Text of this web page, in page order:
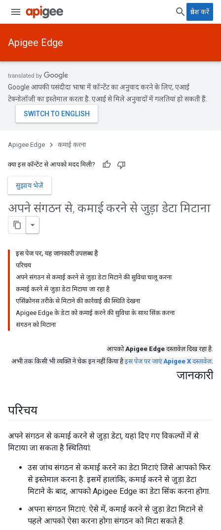
प्रवेश करें
Apigee Edge
Google आपकी पसंदीदा भाषा में कॉन्टेंट का अनुवाद करने के लिए, एआई
टेक्नोलॉजी का इस्तेमाल करता है. एआई से मिले अनुवादों में गलतियां हो सकती हैं.
Apigee Edge कमाई करना
क्या इस कॉन्टेंट से आपको मदद मिली?
सुझाव भेजें
अपने संगठन से, कमाई करने से जुड़ा डेटा मिटाना
इस पेज पर, यह जानकारी उपलब्ध है
परिचय
अपने संगठन से कमाई करने से जुड़ा डेटा मिटाने की सुविधा चालू करना
कमाई करने से जुड़ा डेटा मिटाया जा रहा है
एसिंक्रोनस तरीके से मिटाने की कार्रवाई की स्थिति देखना
Apigee Edge के डेटा को कमाई करने की सुविधा के साथ सिंक करना
संगठन को मिटाना
आपकोApigee Edge दस्तावेज़ दिख रहा है.
अभी तक किसी भी व्यक्ति ने चेक इन नहीं किया हैइस पेज पर जाएंApigee X दस्तावेज़.
जानकारी
परिचय
अपने संगठन से कमाई करने से जुड़ा डेटा, यहां दिए गए विकल्पों में से
मिटाया जा सकता है स्थितियां:
उस जांच संगठन से कमाई करने का डेटा मिटाएं जिसे आपको फिर
से इस्तेमाल करना है. इसमें हालांकि, कमाई करने से जुड़ा डेटा
मिटाने के बाद, आपको Apigee Edge का डेटा सिंक करना होगा.
अपना संगठन मिटाएं. ऐसे में, कमाई करने से जुड़ा डेटा मिटाने से
पहले आपको ऐसा करना होगा संगठन को मिटा सकते हैं.